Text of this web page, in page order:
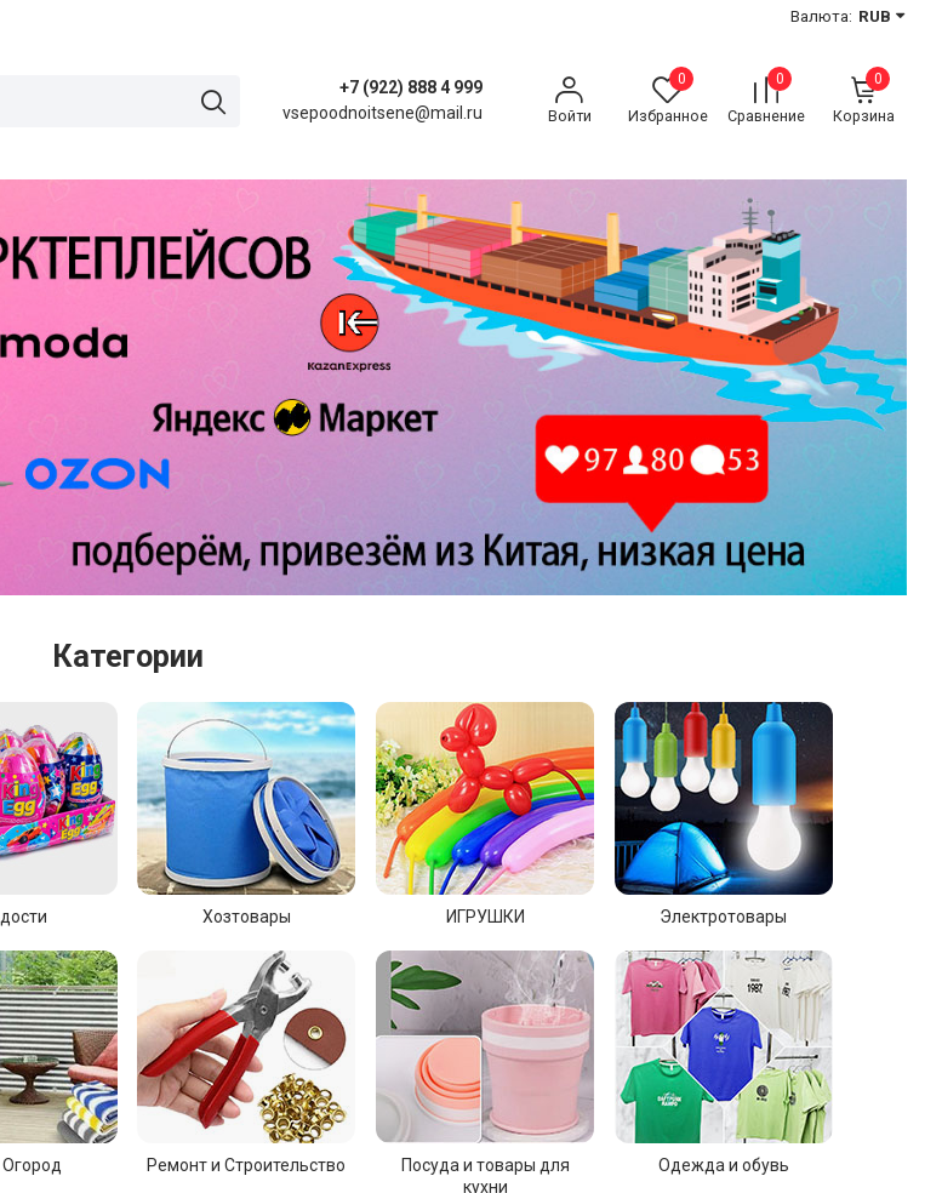
Валюта: RUB
+7 (922) 888 4 999
vsepoodnoitsene@mail.ru
Войти
0
Избранное
0
Сравнение
0
Корзина
Категории
Хозтовары ИГРУШКИ Электротовары
Ремонт и Строительство
Посуда и товары для
кухни
Одежда и обувь